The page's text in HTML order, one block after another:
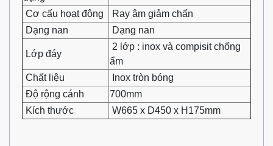
Cơ cấu hoạt động
Ray âm giảm chấn
Dạng nan
Dạng nan
Lớp đáy
2 lớp : inox và compisit chống
ẩm
Chất liệu
Inox tròn bóng
Độ rộng cánh
700mm
Kích thước
W665 x D450 x H175mm